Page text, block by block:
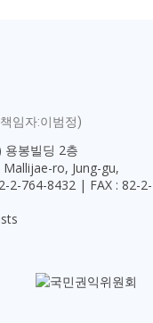
임자:이범정)
용봉빌딩 2층
ro, Jung-gu,
2-764-8432 | FAX : 82-2-